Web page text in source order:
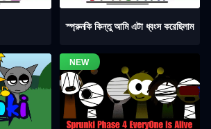
স্প্রুনকি কিন্তু আমি এটা ধ্বংস করেছিলাম